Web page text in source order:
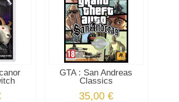
GTA : San Andreas
Classics
35,00 €